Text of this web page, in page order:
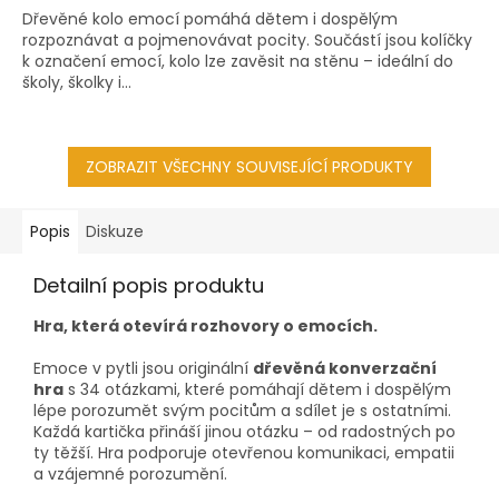
Dřevěné kolo emocí pomáhá dětem i dospělým
rozpoznávat a pojmenovávat pocity. Součástí jsou kolíčky
k označení emocí, kolo lze zavěsit na stěnu – ideální do
školy, školky i...
ZOBRAZIT VŠECHNY SOUVISEJÍCÍ PRODUKTY
Popis Diskuze
Detailní popis produktu
Hra, která otevírá rozhovory o emocích.
Emoce v pytli jsou originální dřevěná konverzační
hra s 34 otázkami, které pomáhají dětem i dospělým
lépe porozumět svým pocitům a sdílet je s ostatními.
Každá kartička přináší jinou otázku – od radostných po
ty těžší. Hra podporuje otevřenou komunikaci, empatii
a vzájemné porozumění.